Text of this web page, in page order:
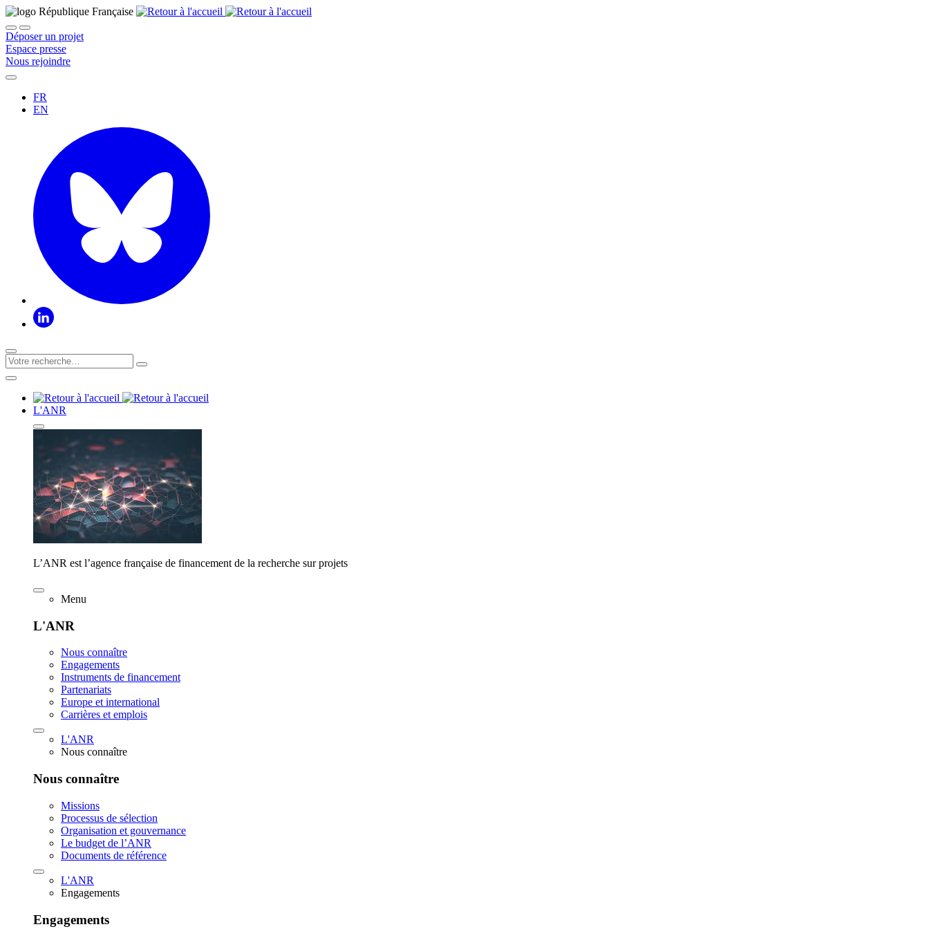
Déposer un projet
Espace presse
Nous rejoindre
FR
EN
L'ANR
L’ANR est l’agence française de financement de la recherche sur projets
Menu
L'ANR
Nous connaître
Engagements
Instruments de financement
Partenariats
Europe et international
Carrières et emplois
L'ANR
Nous connaître
Nous connaître
Missions
Processus de sélection
Organisation et gouvernance
Le budget de l’ANR
Documents de référence
L'ANR
Engagements
Engagements